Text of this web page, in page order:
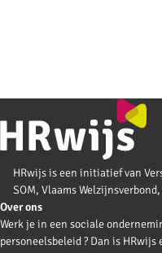
HRwijs is een initiatief van
SOM, Vlaams
Over ons
Werk je in een sociale
personeelsbeleid ? Dan is HRwijs